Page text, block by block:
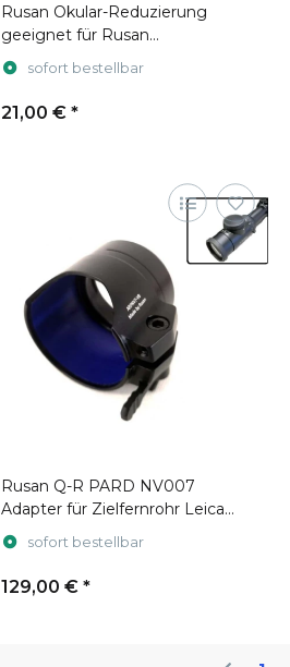
Rusan Okular-Reduzierung
geeignet für Rusan
Klemmadapter
sofort bestellbar
21,00 € *
Rusan Q-R PARD NV007
Adapter für Zielfernrohr Leica
Magnus gen. 2
sofort bestellbar
129,00 € *